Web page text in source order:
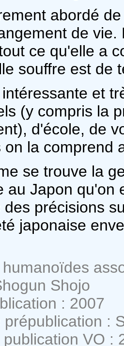
abordé
de
ce qu'elle a
souffre est de
et
(y compris la
d'école, de
on la comprend
se trouve la
au Japon qu'on
précisions
japonaise
Shojo
: 2007
prépublication :
VO :